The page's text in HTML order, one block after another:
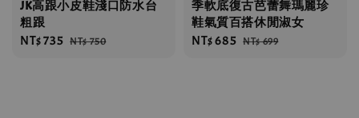
JK高跟小皮鞋淺口防水台
粗跟
Sale
NT$ 735 Regular
NT$ 750
季軟底復古芭蕾舞瑪麗珍
鞋氣質百搭休閒淑女
Sale
NT$ 685 Regular
NT$ 699